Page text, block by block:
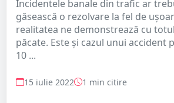
Incidentele banale din trafic ar
găsească o rezolvare la fel de
realitatea ne demonstrează cu
păcate. Este și cazul unui accident
10 ...
15 iulie 2022 1 min citire